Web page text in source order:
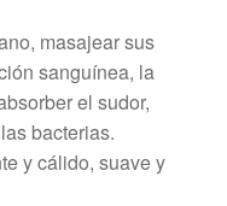
masajear sus
sanguínea, la
el sudor,
bacterias.
y cálido, suave y